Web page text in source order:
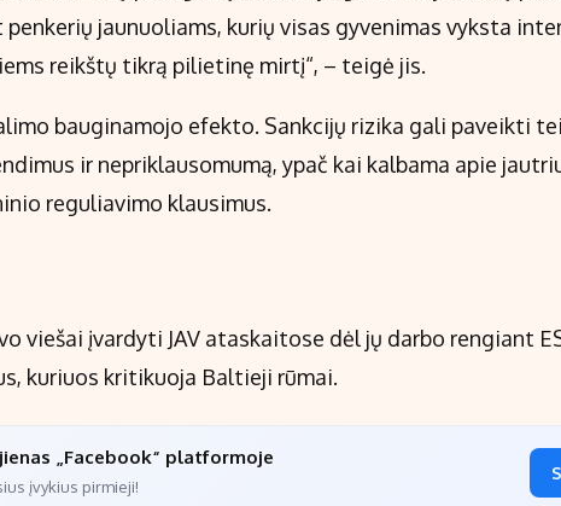
jaunuoliams, kurių visas gyvenimas vyksta
reikštų tikrą pilietinę mirtį“, – teigė jis.
bauginamojo efekto. Sankcijų rizika gali paveikti
ir nepriklausomumą, ypač kai kalbama apie
reguliavimo klausimus.
viešai įvardyti JAV ataskaitose dėl jų darbo rengiant
kuriuos kritikuoja Baltieji rūmai.
„Facebook“ platformoje
įvykius pirmieji!